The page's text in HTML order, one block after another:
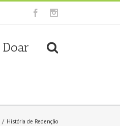
Facebook
Doar
/ História de Redenção